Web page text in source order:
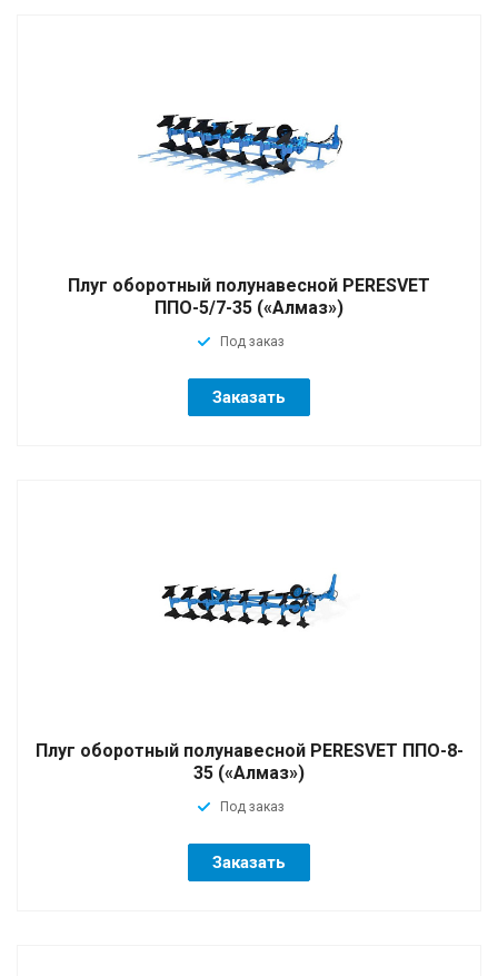
Плуг оборотный полунавесной PERESVET
ППО-5/7-35 («Алмаз»)
Под заказ
Заказать
Плуг оборотный полунавесной PERESVET ППО-8-
35 («Алмаз»)
Под заказ
Заказать